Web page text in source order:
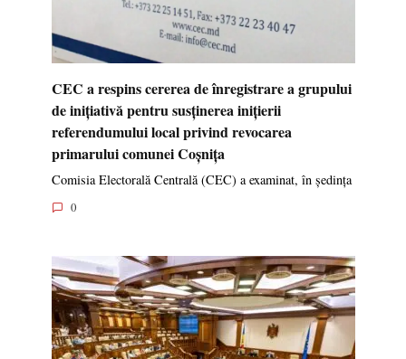
CEC a respins cererea de înregistrare a grupului
de inițiativă pentru susținerea inițierii
referendumului local privind revocarea
primarului comunei Coșnița
Comisia Electorală Centrală (CEC) a examinat, în ședința
0